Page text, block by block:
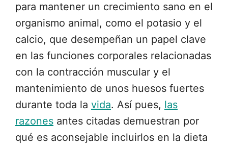
para mantener un crecimiento sano en el
organismo animal, como el potasio y el
calcio, que desempeñan un papel clave
en las funciones corporales relacionadas
con la contracción muscular y el
mantenimiento de unos huesos fuertes
durante toda la vida. Así pues, las
razones antes citadas demuestran por
qué es aconsejable incluirlos en la dieta